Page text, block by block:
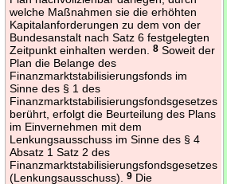
welche Maßnahmen sie die erhöhten
Kapitalanforderungen zu dem von der
Bundesanstalt nach Satz 6 festgelegten
Zeitpunkt einhalten werden.8 Soweit der
Plan die Belange des
Finanzmarktstabilisierungsfonds im
Sinne des § 1 des
Finanzmarktstabilisierungsfondsgesetzes
berührt, erfolgt die Beurteilung des Plans
im Einvernehmen mit dem
Lenkungsausschuss im Sinne des § 4
Absatz 1 Satz 2 des
Finanzmarktstabilisierungsfondsgesetzes
(Lenkungsausschuss).9 Die